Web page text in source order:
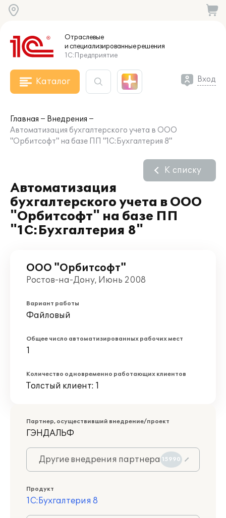
Отраслевые
и специализированныерешения
1С:Предприятие
Каталог Вход
Главная
Внедрения
Автоматизация бухгалтерского учета в ООО
"Орбитсофт" на базе ПП "1С:Бухгалтерия 8"
Автоматизация
бухгалтерского учета в ООО
"Орбитсофт" на базе ПП
"1С:Бухгалтерия 8"
К списку
ООО "Орбитсофт"
Ростов-на-Дону, Июнь 2008
Вариант работы
Файловый
Общее число автоматизированных рабочих мест
1
Количество одновременно работающих клиентов
Толстый клиент: 1
Партнер, осуществивший внедрение/проект
ГЭНДАЛЬФ
Другие внедрения партнера 15990
Продукт
1С:Бухгалтерия 8